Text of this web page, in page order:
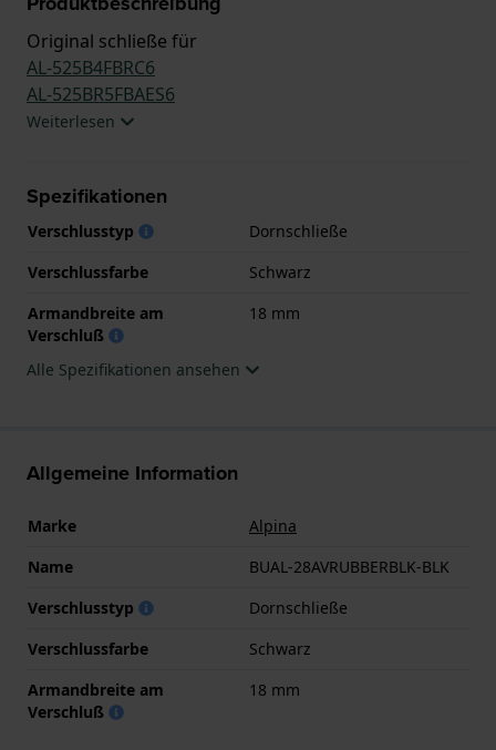
Original schließe für
AL-525B4FBRC6
AL-525BR5FBAES6
Weiterlesen
Spezifikationen
Verschlusstyp
Dornschließe
Verschlussfarbe
Schwarz
Armandbreite am
Verschluß
18 mm
Alle Spezifikationen ansehen
Allgemeine Information
Marke
Alpina
Name
BUAL-28AVRUBBERBLK-BLK
Verschlusstyp
Dornschließe
Verschlussfarbe
Schwarz
Armandbreite am
Verschluß
18 mm